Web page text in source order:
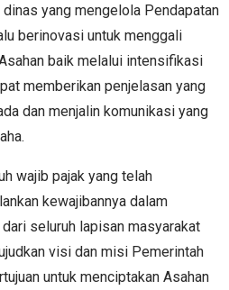
yang mengelola Pendapatan
berinovasi untuk menggali
baik melalui intensifikasi
memberikan penjelasan yang
dan menjalin komunikasi yang
wajib pajak yang telah
kewajibannya dalam
seluruh lapisan masyarakat
visi dan misi Pemerintah
untuk menciptakan Asahan